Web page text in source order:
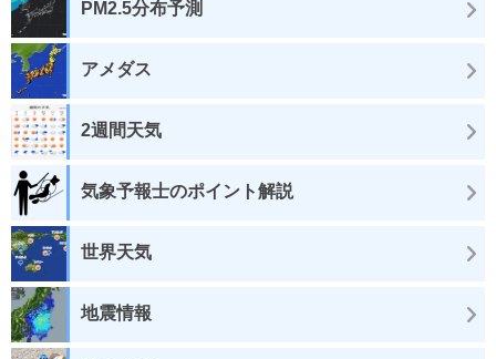
PM2.5分布予測
アメダス
2週間天気
気象予報士のポイント解説
世界天気
地震情報